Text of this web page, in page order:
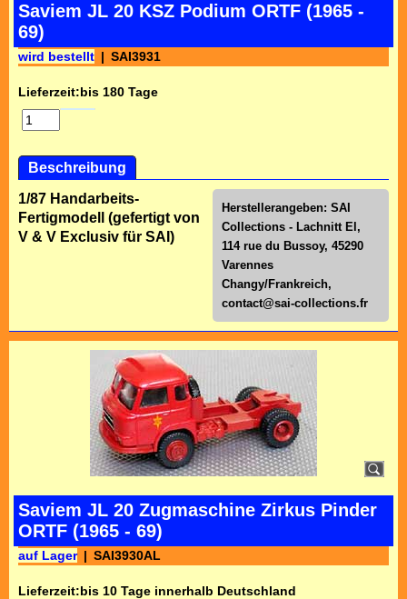
Saviem JL 20 KSZ Podium ORTF (1965 -
69)
wird bestellt SAI3931
Lieferzeit:bis 180 Tage
Beschreibung
Herstellerangeben: SAI
Collections - Lachnitt El,
114 rue du Bussoy, 45290
Varennes
Changy/Frankreich,
contact@sai-collections.fr
1/87 Handarbeits-
Fertigmodell (gefertigt von
V & V Exclusiv für SAI)
Saviem JL 20 Zugmaschine Zirkus Pinder
ORTF (1965 - 69)
auf Lager SAI3930AL
Lieferzeit:bis 10 Tage innerhalb Deutschland